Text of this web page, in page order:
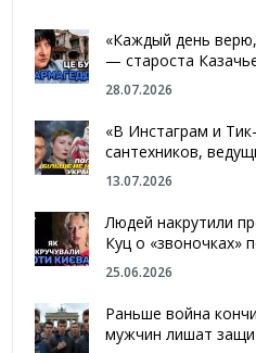
«Каждый день
— староста
28.07.2026
«В Инстаграм и
сантехников,
13.07.2026
Людей накрутили
Куц о «звоночках»
25.06.2026
Раньше война
мужчин лишат